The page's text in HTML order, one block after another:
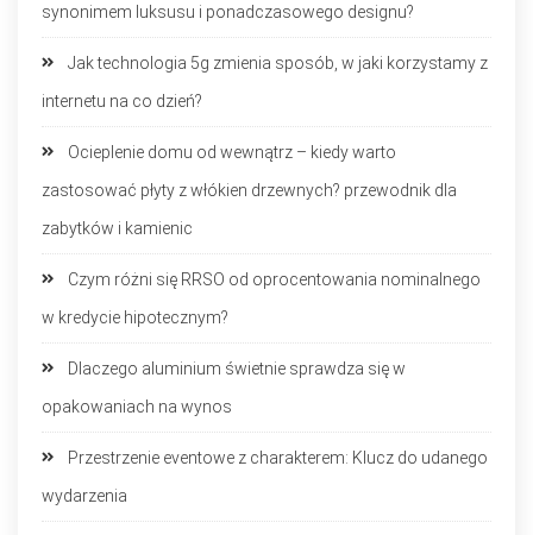
synonimem luksusu i ponadczasowego designu?
Jak technologia 5g zmienia sposób, w jaki korzystamy z
internetu na co dzień?
Ocieplenie domu od wewnątrz – kiedy warto
zastosować płyty z włókien drzewnych? przewodnik dla
zabytków i kamienic
Czym różni się RRSO od oprocentowania nominalnego
w kredycie hipotecznym?
Dlaczego aluminium świetnie sprawdza się w
opakowaniach na wynos
Przestrzenie eventowe z charakterem: Klucz do udanego
wydarzenia